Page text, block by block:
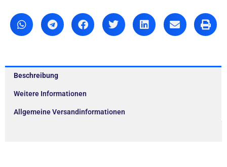
Beschreibung
Weitere Informationen
Allgemeine Versandinformationen